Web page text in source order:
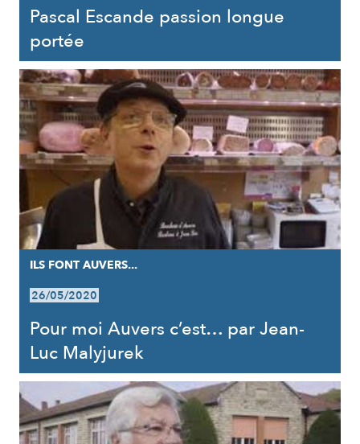
Pascal Escande passion longue
portée
ILS FONT AUVERS...
26/05/2020
Pour moi Auvers c’est… par Jean-
Luc Malyjurek